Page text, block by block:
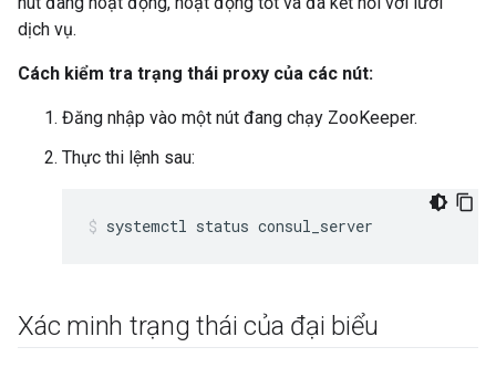
dịch vụ.
Cách kiểm tra trạng thái proxy của các nút:
Đăng nhập vào một nút đang chạy ZooKeeper.
Thực thi lệnh sau:
systemctl status consul_server
Xác minh trạng thái của đại biểu